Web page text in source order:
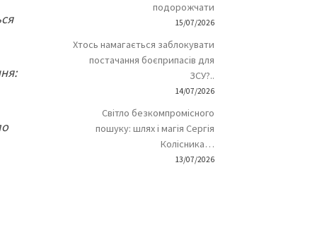
подорожчати
15/07/2026
Хтось намагається заблокувати
постачання боєприпасів для
ЗСУ?..
14/07/2026
Світло безкомпромісного
пошуку: шлях і магія Сергія
Колісника…
13/07/2026